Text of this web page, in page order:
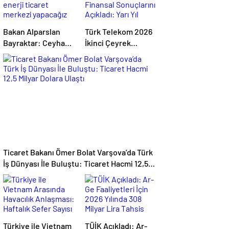
Bakan Alparslan
Bayraktar: Ceyhan’ı
enerji ticaret
merkezi yapacağız
Türk Telekom 2026
İkinci Çeyrek
Finansal
Sonuçlarını
Açıkladı: Yarı Yıl
Ticaret Bakanı Ömer Bolat Varşova’da Türk
İş Dünyası İle Buluştu: Ticaret Hacmi 12,5
Milyar Dolara Ulaştı
Türkiye ile Vietnam TÜİK Açıkladı: Ar-